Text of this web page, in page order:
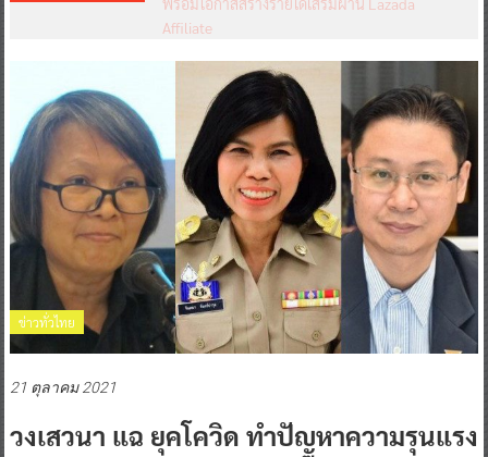
Affiliate
ข่าวทั่วไทย
21 ตุลาคม 2021
วงเสวนา แฉ ยุคโควิด ทำปัญหาความรุนแรง